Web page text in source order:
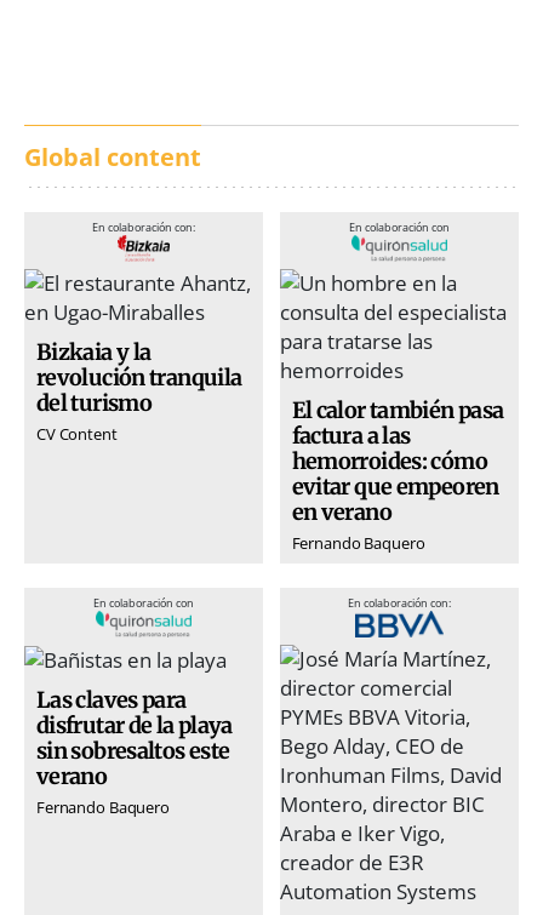
Global content
En colaboración con:
Bizkaia y la
revolución tranquila
del turismo
CV Content
En colaboración con
El calor también pasa
factura a las
hemorroides: cómo
evitar que empeoren
en verano
Fernando Baquero
En colaboración con
Las claves para
disfrutar de la playa
sin sobresaltos este
verano
Fernando Baquero
En colaboración con: